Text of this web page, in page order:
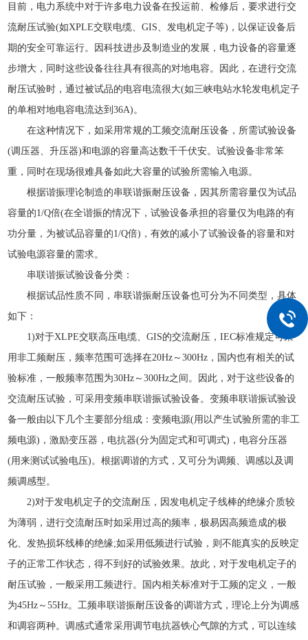
目前，电力系统中对于许多电力设备在投运前、检修后，要求进行交
流耐压试验(如XPLE交联电缆、GIS、发电机定子等)，以保证设备后
期的安全可靠运行。因科技进步及制造业的发展，电力设备的容量逐
步增大，同时这些设备往往具有很高的对地电容。因此，在进行交流
耐压试验时，通过被试品的电容电流很大(如三峡电站水轮发电机定子
的单相对地电容电流达到36A)。
在这种情况下，如采用常规的工频交流耐压设备，所需试验设备
(调压器、升压器)和电源的容量高达数千千伏安。试验设备非常笨
重，同时在现场很难具备如此大容量的试验所需输入电源。
根据谐振理论制造的串联谐振耐压设备，因其所需容量仅为试品
容量的1/Q倍(在全谐振的情况下，试验设备承担的容量仅为电路的有
功分量，为被试品容量的1/Q倍)，有效的减小了试验设备的容量和对
试验电源容量的需求。
串联谐振试验设备分类：
根据试品性质不同，串联谐振耐压设备也可分为不同类型，具体
如下：
1)对于XLPE交联高压电缆、GIS的交流耐压，IEC标准规定可采
用非工频耐压，频率范围可选择在20Hz～300Hz，国内也有相关的试
验标准，一般频率范围为30Hz～300Hz之间。因此，对于这些设备的
交流耐压试验，可采用变频串联谐振试验设备。变频串联谐振试验设
备一般由以下几个主要部分组成：变频电源(用以产生试验所需的非工
频电源)，激励变压器，电抗器(分为固定式和可调式)，电容分压器
(用来测试试验电压)。根据调谐的方式，又可分为调频、调感以及调
频调感型。
2)对于发电机定子的交流耐压，因发电机定子线棒的绝缘介质较
为薄弱，进行交流耐压时如采用过高的频率，极易因高频造成的极
化、发热损坏线棒的绝缘;如采用低频进行试验，则不能真实的反映定
子的正常工作状态，得不到好的试验效果。故此，对于发电机定子的
耐压试验，一般采用工频进行。国内相关标准对于工频的定义，一般
为45Hz～55Hz。工频串联谐振耐压设备的调谐方式，理论上分为调感
和调容两种。调感式通常采用调节电抗器铁心气隙的方式，可以连续